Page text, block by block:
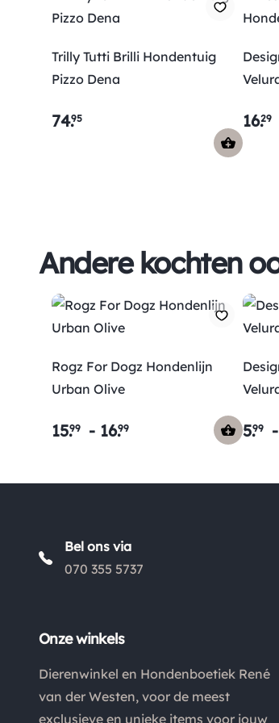
Trilly Tutti Brilli Hondentuig
Pizzo Dena
74.95 16.29
Andere kochten
Rogz For Dogz Hondenlijn
Urban Olive
15.99 - 16.99 5.99 -
Bel ons via
070 355 5737
Onze winkels
Dierenwinkel en Hondenboetiek René
van der Westen, voor de meest
exclusieve en unieke items voor jouw